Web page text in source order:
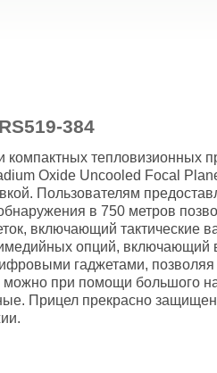
384
тепловизионных
Oxide Uncooled Focal
Пользователям
в 750 метров
включающий тактические
опций, включающий
гаджетами,
при помощи большого
Прицел прекрасно